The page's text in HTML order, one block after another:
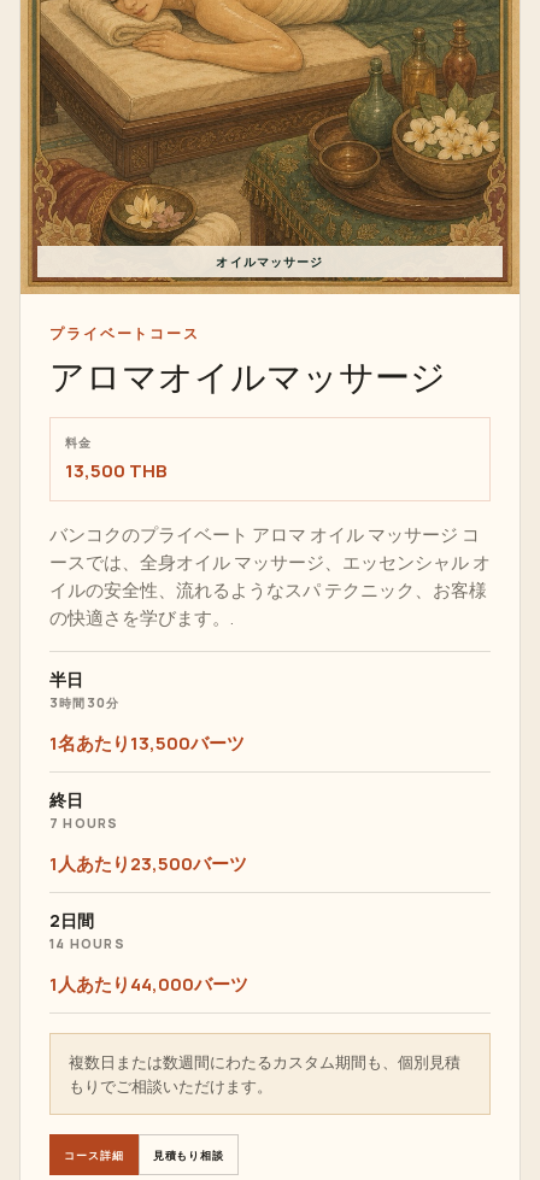
オイルマッサージ
プライベートコース
アロマオイルマッサージ
料金
13,500 THB
バンコクのプライベート アロマ オイル マッサージ コ
ースでは、全身オイル マッサージ、エッセンシャル オ
イルの安全性、流れるようなスパ テクニック、お客様
の快適さを学びます。.
半日
3時間30分
1名あたり13,500バーツ
終日
7 HOURS
1人あたり23,500バーツ
2日間
14 HOURS
1人あたり44,000バーツ
複数日または数週間にわたるカスタム期間も、個別見積
もりでご相談いただけます。
コース詳細 見積もり相談